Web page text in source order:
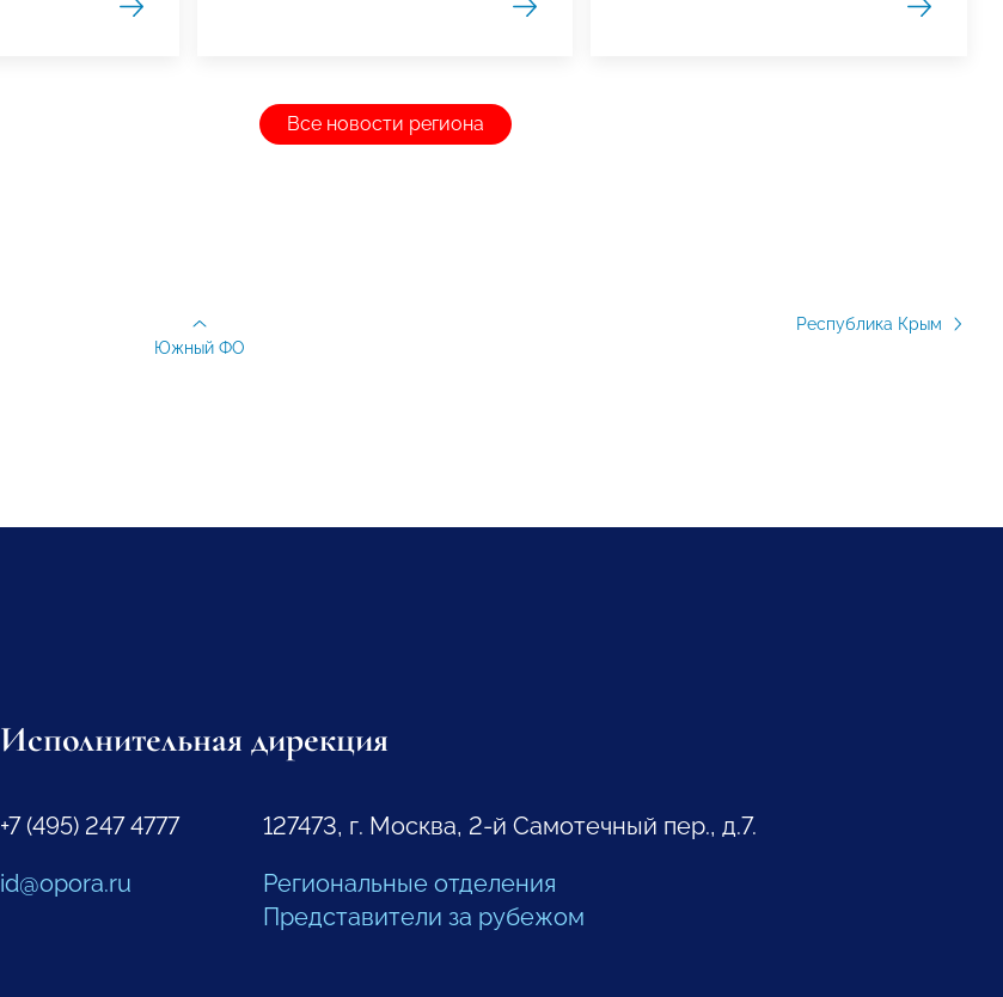
Все новости региона
Республика Крым
Южный ФО
Исполнительная дирекция
+7 (495) 247 4777
id@opora.ru
127473, г. Москва, 2-й Самотечный пер., д.7.
Региональные отделения
Представители за рубежом